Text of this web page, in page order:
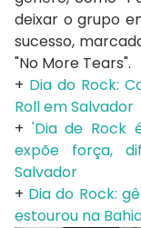
deixar o grupo
sucesso,
"No More Tears".
+ Dia do Rock:
Roll em Salvador
+ 'Dia de Rock
expõe força,
Salvador
+ Dia do Rock:
estourou na